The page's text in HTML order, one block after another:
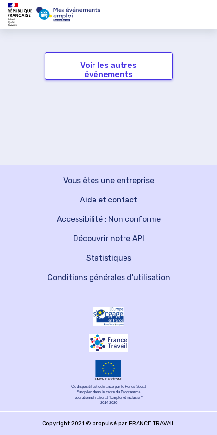
Voir les autres
événements
Vous êtes une entreprise
Découvrir notre API
Aide et contact
Statistiques
Accessibilité : Non conforme
Conditions générales d'utilisation
Ce dispositif est cofinancé par le Fonds Social
Européen dans le cadre du Programme
opérationnel national "Emploi et inclusion"
2014-2020
Copyright 2021 © propulsé par FRANCE TRAVAIL